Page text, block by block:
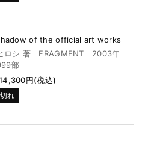
of the official art works
ロシ 著 FRAGMENT 2003年
部
円(税込)
れ